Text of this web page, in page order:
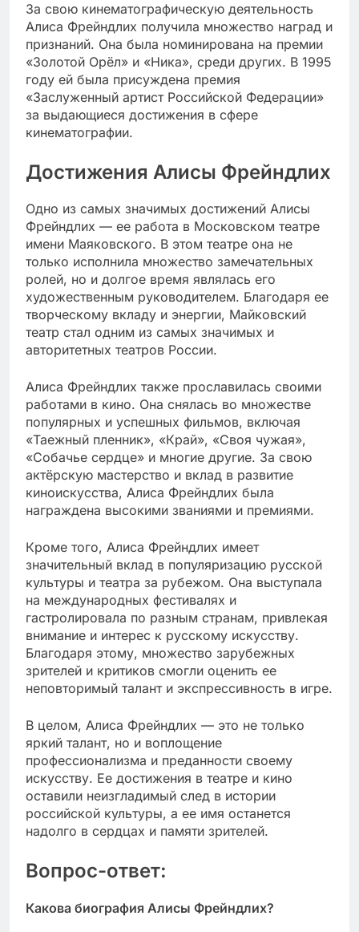
За свою кинематографическую деятельность
Алиса Фрейндлих получила множество наград и
признаний. Она была номинирована на премии
«Золотой Орёл» и «Ника», среди других. В 1995
году ей была присуждена премия
«Заслуженный артист Российской Федерации»
за выдающиеся достижения в сфере
кинематографии.
Достижения Алисы Фрейндлих
Одно из самых значимых достижений Алисы
Фрейндлих — ее работа в Московском театре
имени Маяковского. В этом театре она не
только исполнила множество замечательных
ролей, но и долгое время являлась его
художественным руководителем. Благодаря ее
творческому вкладу и энергии, Майковский
театр стал одним из самых значимых и
авторитетных театров России.
Алиса Фрейндлих также прославилась своими
работами в кино. Она снялась во множестве
популярных и успешных фильмов, включая
«Таежный пленник», «Край», «Своя чужая»,
«Собачье сердце» и многие другие. За свою
актёрскую мастерство и вклад в развитие
киноискусства, Алиса Фрейндлих была
награждена высокими званиями и премиями.
Кроме того, Алиса Фрейндлих имеет
значительный вклад в популяризацию русской
культуры и театра за рубежом. Она выступала
на международных фестивалях и
гастролировала по разным странам, привлекая
внимание и интерес к русскому искусству.
Благодаря этому, множество зарубежных
зрителей и критиков смогли оценить ее
неповторимый талант и экспрессивность в игре.
В целом, Алиса Фрейндлих — это не только
яркий талант, но и воплощение
профессионализма и преданности своему
искусству. Ее достижения в театре и кино
оставили неизгладимый след в истории
российской культуры, а ее имя останется
надолго в сердцах и памяти зрителей.
Вопрос-ответ:
Какова биография Алисы Фрейндлих?